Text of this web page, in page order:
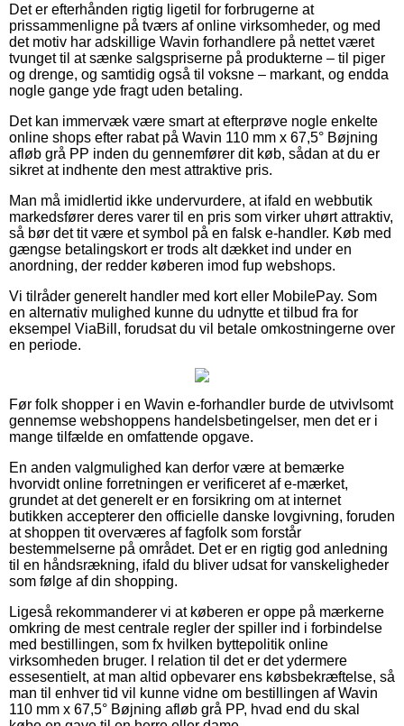
Det er efterhånden rigtig ligetil for forbrugerne at
prissammenligne på tværs af online virksomheder, og med
det motiv har adskillige Wavin forhandlere på nettet været
tvunget til at sænke salgspriserne på produkterne – til piger
og drenge, og samtidig også til voksne – markant, og endda
nogle gange yde fragt uden betaling.
Det kan immervæk være smart at efterprøve nogle enkelte
online shops efter rabat på Wavin 110 mm x 67,5° Bøjning
afløb grå PP inden du gennemfører dit køb, sådan at du er
sikret at indhente den mest attraktive pris.
Man må imidlertid ikke undervurdere, at ifald en webbutik
markedsfører deres varer til en pris som virker uhørt attraktiv,
så bør det tit være et symbol på en falsk e-handler. Køb med
gængse betalingskort er trods alt dækket ind under en
anordning, der redder køberen imod fup webshops.
Vi tilråder generelt handler med kort eller MobilePay. Som
en alternativ mulighed kunne du udnytte et tilbud fra for
eksempel ViaBill, forudsat du vil betale omkostningerne over
en periode.
Før folk shopper i en Wavin e-forhandler burde de utvivlsomt
gennemse webshoppens handelsbetingelser, men det er i
mange tilfælde en omfattende opgave.
En anden valgmulighed kan derfor være at bemærke
hvorvidt online forretningen er verificeret af e-mærket,
grundet at det generelt er en forsikring om at internet
butikken accepterer den officielle danske lovgivning, foruden
at shoppen tit overværes af fagfolk som forstår
bestemmelserne på området. Det er en rigtig god anledning
til en håndsrækning, ifald du bliver udsat for vanskeligheder
som følge af din shopping.
Ligeså rekommanderer vi at køberen er oppe på mærkerne
omkring de mest centrale regler der spiller ind i forbindelse
med bestillingen, som fx hvilken byttepolitik online
virksomheden bruger. I relation til det er det ydermere
essesentielt, at man altid opbevarer ens købsbekræftelse, så
man til enhver tid vil kunne vidne om bestillingen af Wavin
110 mm x 67,5° Bøjning afløb grå PP, hvad end du skal